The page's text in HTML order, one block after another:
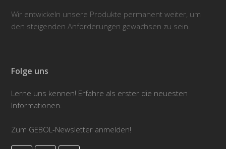
Wir entwickeln unsere Produkte permanent weiter, um
den steigenden Anforderungen gewachsen zu sein.
Folge uns
Lerne uns kennen! Erfahre als erster die neuesten
Informationen.
Zum GEBOL-Newsletter anmelden!